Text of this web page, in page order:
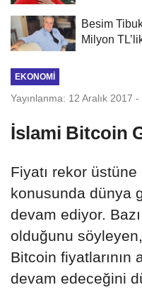
Besim
Milyon
EKONOMI
Yayınlanma: 12 Aralık 2017
İslami Bitcoin
Fiyatı rekor
konusunda dünya
devam ediyor.
olduğunu
Bitcoin fiyatlarının
devam edeceğini